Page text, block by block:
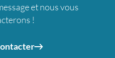
et nous vous
!